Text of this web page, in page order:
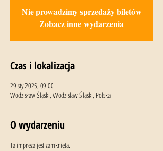
Nie prowadzimy sprzedaży biletów
Zobacz inne wydarzenia
Czas i lokalizacja
29 sty 2025, 09:00
Wodzisław Śląski, Wodzisław Śląski, Polska
O wydarzeniu
Ta impreza jest zamknięta.